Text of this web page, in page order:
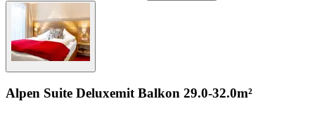
Alpen Suite Deluxemit Balkon 29.0-32.0m²